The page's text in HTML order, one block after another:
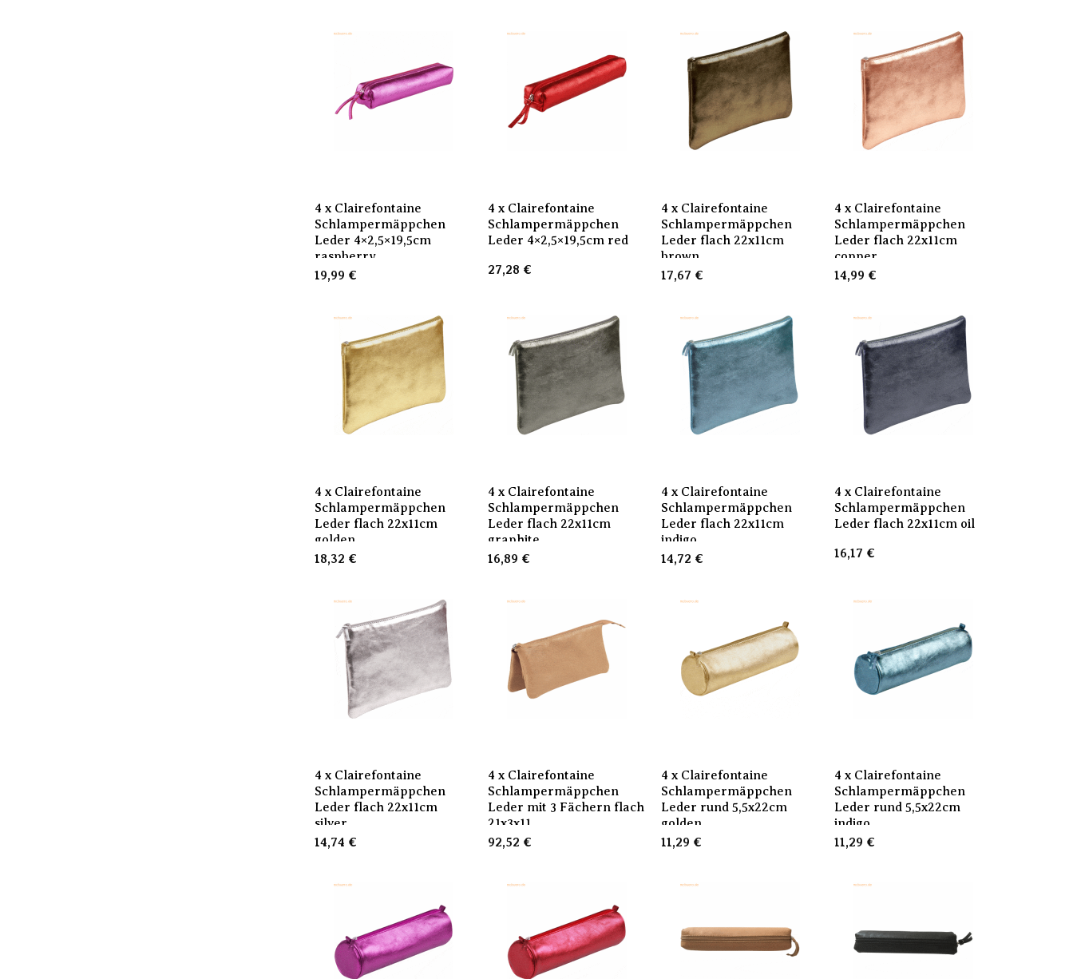
4 x Clairefontaine
Schlampermäppchen
Leder 4×2,5×19,5cm
raspberry
19,99 €
4 x Clairefontaine
Schlampermäppchen
Leder 4×2,5×19,5cm red
27,28 €
4 x Clairefontaine
Schlampermäppchen
Leder flach 22x11cm
brown
17,67 €
4 x Clairefontaine
Schlampermäppchen
Leder flach 22x11cm
copper
14,99 €
4 x Clairefontaine
Schlampermäppchen
Leder flach 22x11cm
golden
18,32 €
4 x Clairefontaine
Schlampermäppchen
Leder flach 22x11cm
graphite
16,89 €
4 x Clairefontaine
Schlampermäppchen
Leder flach 22x11cm
indigo
14,72 €
4 x Clairefontaine
Schlampermäppchen
Leder flach 22x11cm oil
16,17 €
4 x Clairefontaine
Schlampermäppchen
Leder flach 22x11cm
silver
14,74 €
4 x Clairefontaine
Schlampermäppchen
Leder mit 3 Fächern flach
21x3x11
92,52 €
4 x Clairefontaine
Schlampermäppchen
Leder rund 5,5x22cm
golden
11,29 €
4 x Clairefontaine
Schlampermäppchen
Leder rund 5,5x22cm
indigo
11,29 €